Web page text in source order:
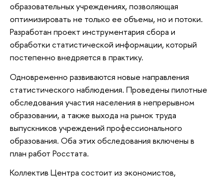
образовательных учреждениях, позволяющая
оптимизировать не только ее объемы, но и потоки.
Разработан проект инструментария сбора и
обработки статистической информации, который
постепенно внедряется в практику.
Одновременно развиваются новые направления
статистического наблюдения. Проведены пилотные
обследования участия населения в непрерывном
образовании, а также выхода на рынок труда
выпускников учреждений профессионального
образования. Оба этих обследования включены в
план работ Росстата.
Коллектив Центра состоит из экономистов,